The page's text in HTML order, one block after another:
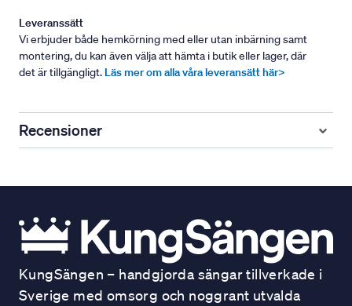
Leveranssätt
Vi erbjuder både hemkörning med eller utan inbärning samt
montering, du kan även välja att hämta i butik eller lager, där
det är tillgängligt. Läs mer om alla våra leveransätt här>
Recensioner
KungSängen – handgjorda sängar tillverkade i
Sverige med omsorg och noggrant utvalda